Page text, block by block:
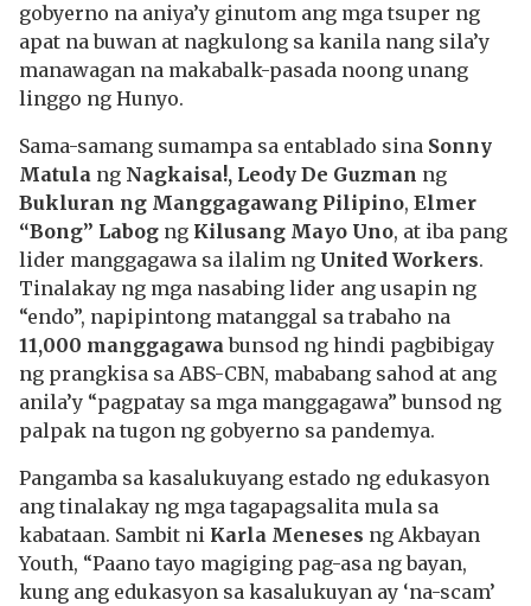
gobyerno na aniya’y ginutom ang mga tsuper ng
apat na buwan at nagkulong sa kanila nang sila’y
manawagan na makabalk-pasada noong unang
linggo ng Hunyo.
Sama-samang sumampa sa entablado sina Sonny
Matula ng Nagkaisa!, Leody De Guzman ng
Bukluran ng Manggagawang Pilipino, Elmer
“Bong” Labog ng Kilusang Mayo Uno, at iba pang
lider manggagawa sa ilalim ng United Workers.
Tinalakay ng mga nasabing lider ang usapin ng
“endo”, napipintong matanggal sa trabaho na
11,000 manggagawabunsod ng hindi pagbibigay
ng prangkisa sa ABS-CBN, mababang sahod at ang
anila’y “pagpatay sa mga manggagawa” bunsod ng
palpak na tugon ng gobyerno sa pandemya.
Pangamba sa kasalukuyang estado ng edukasyon
ang tinalakay ng mga tagapagsalita mula sa
kabataan. Sambit ni Karla Meneses ng Akbayan
Youth, “Paano tayo magiging pag-asa ng bayan,
kung ang edukasyon sa kasalukuyan ay ‘na-scam’